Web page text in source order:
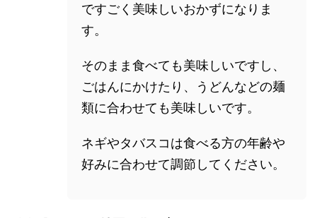
ですごく美味しいおかずになりま
す。
そのまま食べても美味しいですし、
ごはんにかけたり、うどんなどの麺
類に合わせても美味しいです。
ネギやタバスコは食べる方の年齢や
好みに合わせて調節してください。